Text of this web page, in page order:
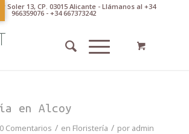
Soler 13, CP. 03015 Alicante - Llámanos al +34
966359076 - +34 667373242
en Alcoy
0 Comentarios / en Floristería / por admin